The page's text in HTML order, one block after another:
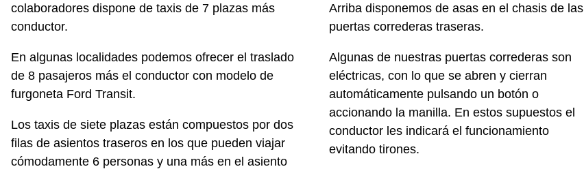
colaboradores dispone de taxis de 7 plazas más
conductor.
En algunas localidades podemos ofrecer el traslado
de 8 pasajeros más el conductor con modelo de
furgoneta Ford Transit.
Los taxis de siete plazas están compuestos por dos
filas de asientos traseros en los que pueden viajar
cómodamente 6 personas y una más en el asiento
Arriba disponemos de asas en el chasis de las
puertas correderas traseras.
Algunas de nuestras puertas correderas son
eléctricas, con lo que se abren y cierran
automáticamente pulsando un botón o
accionando la manilla. En estos supuestos el
conductor les indicará el funcionamiento
evitando tirones.